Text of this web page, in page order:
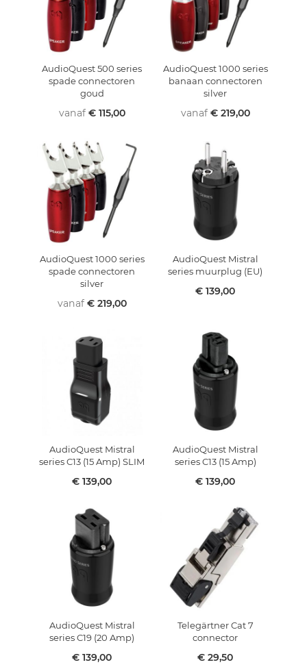
AudioQuest 500 series
spade connectoren
goud
vanaf € 115,00
AudioQuest 1000 series
banaan connectoren
silver
vanaf € 219,00
AudioQuest 1000 series
spade connectoren
silver
vanaf € 219,00
AudioQuest Mistral
series muurplug (EU)
€ 139,00
AudioQuest Mistral
series C13 (15 Amp) SLIM
€ 139,00
AudioQuest Mistral
series C13 (15 Amp)
€ 139,00
AudioQuest Mistral
series C19 (20 Amp)
€ 139,00
Telegärtner Cat 7
connector
€ 29,50